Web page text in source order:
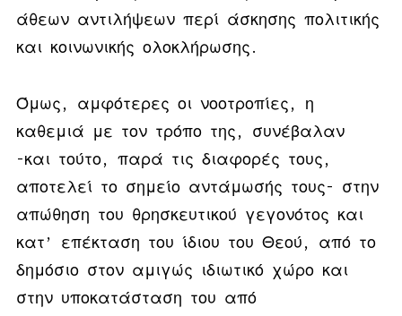
άθεων αντιλήψεων περί άσκησης πολιτικής
και κοινωνικής ολοκλήρωσης.
Όμως, αμφότερες οι νοοτροπίες, η
καθεμιά με τον τρόπο της, συνέβαλαν
-και τούτο, παρά τις διαφορές τους,
αποτελεί το σημείο αντάμωσής τους- στην
απώθηση του θρησκευτικού γεγονότος και
κατ’ επέκταση του ίδιου του Θεού, από το
δημόσιο στον αμιγώς ιδιωτικό χώρο και
στην υποκατάσταση του από